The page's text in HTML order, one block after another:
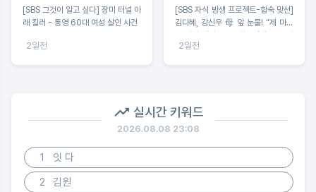
[SBS 그것이 알고 싶다] 장미 터널 아
래 킬러 - 통영 60대 여성 살인 사건
2일전
[SBS 자식 방생 프로젝트-합숙 맞선]
김다혜, 강신우 母 앞 눈물! “제 마음
은 이미 정리 완료” 최종선택 D-1 러
브라인 예측불가!
2일전
실시간 키워드
2026.08.08 23:08
1
잇 다
2
김원